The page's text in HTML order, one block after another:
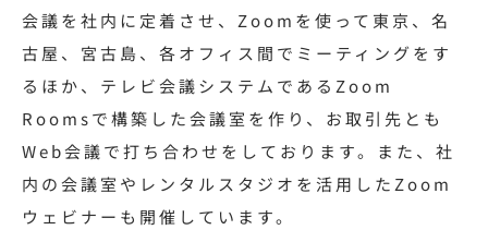
会議を社内に定着させ、 Zoomを使って東京、名
古屋、宮古島、各オフィス間でミーティングをす
るほか、テレビ会議システムであるZoom
Roomsで構築した会議室を作り、お取引先とも
Web会議で打ち合わせをしております。 また、社
内の会議室やレンタルスタジオを活用したZoom
ウェビナーも開催しています。